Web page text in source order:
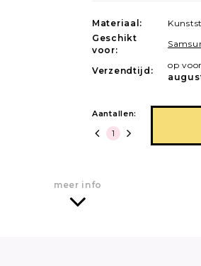
Materiaal:
Geschikt
voor:
Verzendtijd:
op
Aantallen:
meer info